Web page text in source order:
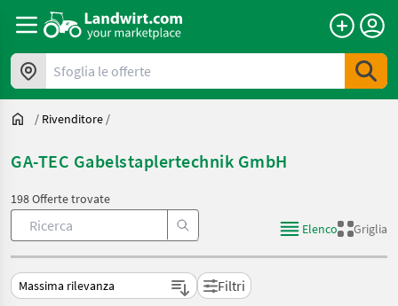
Sfoglia le offerte
/ Rivenditore /
GA-TEC Gabelstaplertechnik GmbH
198 Offerte trovate
Elenco
Griglia
Filtri